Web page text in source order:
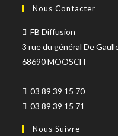
Nous Contacter
FB Diffusion
3 rue du général De
68690 MOOSCH
03 89 39 15 70
03 89 39 15 71
Nous Suivre